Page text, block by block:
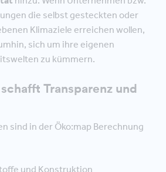
die selbst gesteckten oder
Klimaziele erreichen wollen,
sich um ihre eigenen
zu kümmern.
Transparenz und
sind in der Öko:map Berechnung
und Konstruktion